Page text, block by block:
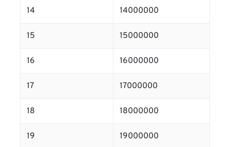
14 14000000
15 15000000
16 16000000
17 17000000
18 18000000
19 19000000